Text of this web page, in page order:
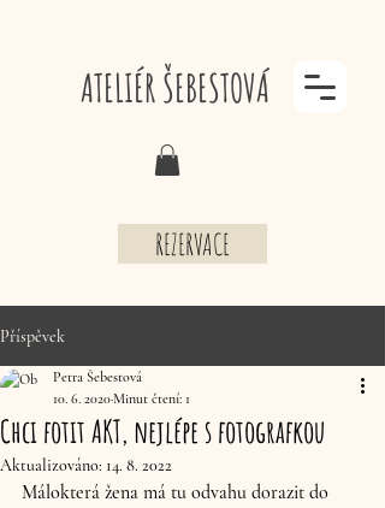
ATELIÉR ŠEBESTOVÁ
REZERVACE
Příspěvek
Chci fotit AKT, nejlépe s fotografkou
Petra Šebestová
10. 6. 2020Minut čtení: 1
Aktualizováno: 14. 8. 2022
Málokterá žena má tu odvahu dorazit do